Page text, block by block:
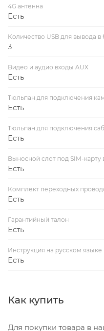
4G антенна
Есть
Количество USB для вывода в
3
Видео и аудио входы AUX
Есть
Тюльпан для подключения
Есть
Тюльпан для подключения
Есть
Выносной слот под SIM-карту
Есть
Комплект переходных
Есть
Гарантийный талон
Есть
Инструкция на русском языке
Есть
Как купить
Для покупки товара в